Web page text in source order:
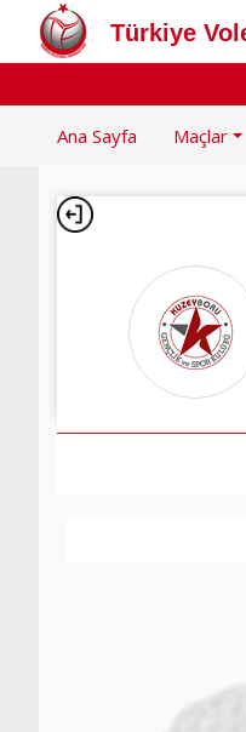
Türkiye
Ana Sayfa Maçlar